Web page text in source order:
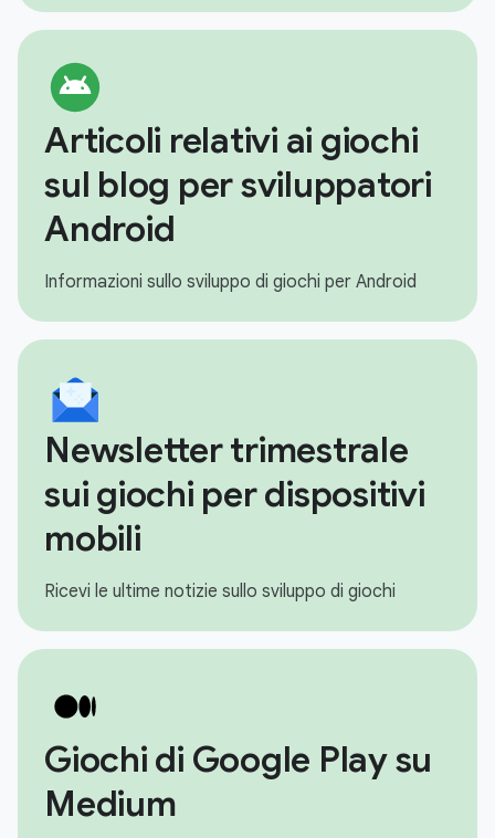
Articoli relativi ai giochi
sul blog per sviluppatori
Android
Informazioni sullo sviluppo di giochi per Android
Newsletter trimestrale
sui giochi per dispositivi
mobili
Ricevi le ultime notizie sullo sviluppo di giochi
Giochi di Google Play su
Medium